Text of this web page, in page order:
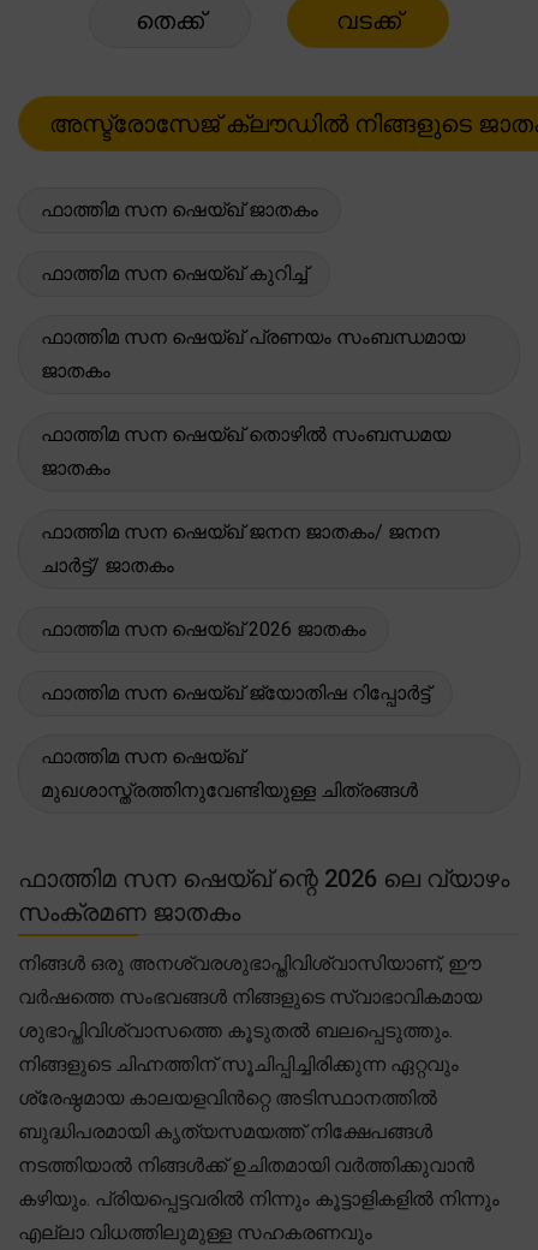
തെക്ക് വടക്ക്
ഫാത്തിമ സന ഷെയ്ഖ് ജാതകം
ഫാത്തിമ സന ഷെയ്ഖ് കുറിച്ച്
ഫാത്തിമ സന ഷെയ്ഖ് പ്രണയം സംബന്ധമായ
ജാതകം
ഫാത്തിമ സന ഷെയ്ഖ് തൊഴിൽ സംബന്ധമയ
ജാതകം
ഫാത്തിമ സന ഷെയ്ഖ് ജനന ജാതകം/ ജനന
ചാർട്ട്/ ജാതകം
ഫാത്തിമ സന ഷെയ്ഖ് 2026 ജാതകം
ഫാത്തിമ സന ഷെയ്ഖ് ജ്യോതിഷ റിപ്പോർട്ട്
ഫാത്തിമ സന ഷെയ്ഖ്
മുഖശാസ്ത്രത്തിനുവേണ്ടിയുള്ള ചിത്രങ്ങൾ
ഫാത്തിമ സന ഷെയ്ഖ് ന്റെ 2026 ലെ വ്യാഴം
സംക്രമണ ജാതകം
നിങ്ങൾ ഒരു അനശ്വരശുഭാപ്തിവിശ്വാസിയാണ്, ഈ
വർഷത്തെ സംഭവങ്ങൾ നിങ്ങളുടെ സ്വാഭാവികമായ
ശുഭാപ്തിവിശ്വാസത്തെ കൂടുതൽ ബലപ്പെടുത്തും.
നിങ്ങളുടെ ചിഹ്നത്തിന് സൂചിപ്പിച്ചിരിക്കുന്ന ഏറ്റവും
ശ്രേഷ്ഠമായ കാലയളവിൻറ്റെ അടിസ്ഥാനത്തിൽ
ബുദ്ധിപരമായി കൃത്യസമയത്ത് നിക്ഷേപങ്ങൾ
നടത്തിയാൽ നിങ്ങൾക്ക് ഉചിതമായി വർത്തിക്കുവാൻ
കഴിയും. പ്രിയപ്പെട്ടവരിൽ നിന്നും കൂട്ടാളികളിൽ നിന്നും
എല്ലാ വിധത്തിലുമുള്ള സഹകരണവും